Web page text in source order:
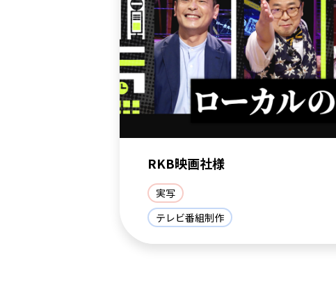
RKB映画社様
実写
テレビ番組制作